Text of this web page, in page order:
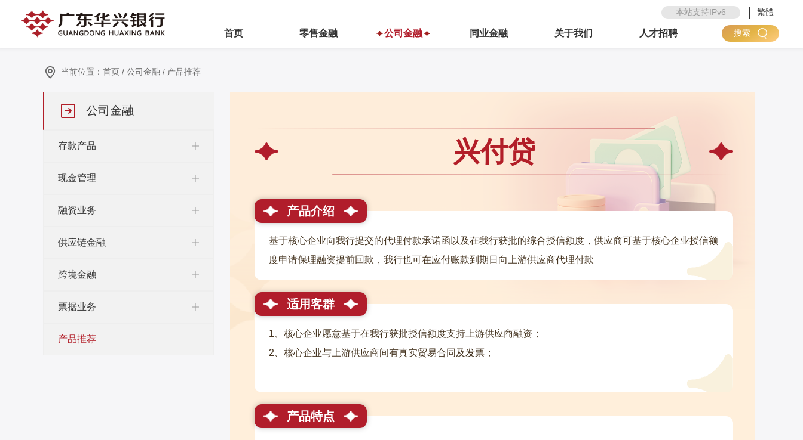
本站支持IPv6 繁體
首页 零售金融 公司金融 同业金融 关于我们 人才招聘 搜索
当前位置： 首页 / 公司金融 / 产品推荐
公司金融
存款产品
现金管理
融资业务
供应链金融
跨境金融
票据业务
产品推荐
兴付贷
产品介绍
基于核心企业向我行提交的代理付款承诺函以及在我行获批的综合授信额度，供应商可基于核心企业授信额
度申请保理融资提前回款，我行也可在应付账款到期日向上游供应商代理付款
适用客群
1、核心企业愿意基于在我行获批授信额度支持上游供应商融资；
2、核心企业与上游供应商间有真实贸易合同及发票；
产品特点